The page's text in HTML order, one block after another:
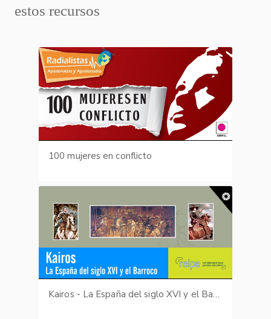
estos recursos
100 mujeres en conflicto
Kairos - La España del siglo XVI y el Barroco